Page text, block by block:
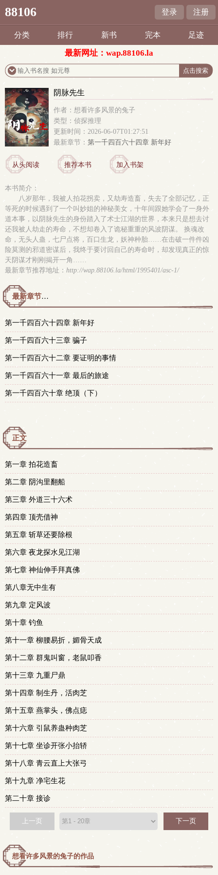
88106 登录 注册
分类 排行 新书 完本 足迹
最新网址：wap.88106.la
阴脉先生
作者：想看许多风景的兔子
类型：侦探推理
更新时间：2026-06-07T01:27:51
最新章节： 第一千四百六十四章 新年好
从头阅读 推荐本书 加入书架
本书简介：
八岁那年，我被人拍花拐卖，又劫寿造畜，失去了全部记忆，正
等死的时候遇到了一个叫妙姐的神秘美女，十年间跟她学会了一身外
道本事，以阴脉先生的身份踏入了术士江湖的世界，本来只是想去讨
还我被人劫走的寿命，不想却卷入了诡秘重重的风波阴谋。 换魂改
命，无头人蛊，七尸点将，百口生龙，妖神种胎……在击破一件件凶
险莫测的邪道密谋后，我终于要讨回自己的寿命时，却发现真正的惊
天阴谋才刚刚揭开一角……
最新章节推荐地址： http://wap.88106.la/html/1995401/asc-1/
最新章节预览 更新时间：2026-06-07T01:27:51
第一千四百六十四章 新年好
第一千四百六十三章 骗子
第一千四百六十二章 要证明的事情
第一千四百六十一章 最后的旅途
第一千四百六十章 绝顶（下）
正文
第一章 拍花造畜
第二章 阴沟里翻船
第三章 外道三十六术
第四章 顶壳借神
第五章 斩草还要除根
第六章 夜龙探水见江湖
第七章 神仙伸手拜真佛
第八章无中生有
第九章 定风波
第十章 钓鱼
第十一章 柳腰易折，媚骨天成
第十二章 群鬼叫窗，老鼠叩香
第十三章 九重尸鼎
第十四章 制生丹，活肉芝
第十五章 燕掌头，佛点痣
第十六章 引鼠养蛊种肉芝
第十七章 坐诊开张小抬轿
第十八章 青云直上大张弓
第十九章 净宅生花
第二十章 接诊
上一页 下一页
想看许多风景的兔子的作品